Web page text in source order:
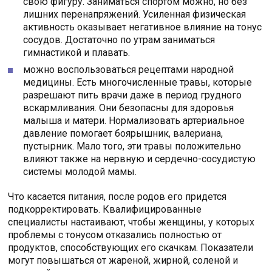
лишних перенапряжений. Усиленная физическая
активность оказывает негативное влияние на тонус
сосудов. Достаточно по утрам заниматься
гимнастикой и плавать.
можно воспользоваться рецептами народной
медицины. Есть многочисленные травы, которые
разрешают пить врачи даже в период грудного
вскармливания. Они безопасны для здоровья
малыша и матери. Нормализовать артериальное
давление помогает боярышник, валериана,
пустырник. Мало того, эти травы положительно
влияют также на нервную и сердечно-сосудистую
системы молодой мамы.
Что касается питания, после родов его придется
подкорректировать. Квалифицированные
специалисты настаивают, чтобы женщины, у которых
проблемы с тонусом отказались полностью от
продуктов, способствующих его скачкам. Показатели
могут повышаться от жареной, жирной, соленой и